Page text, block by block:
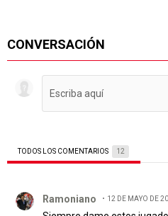
CONVERSACIÓN
TODOS LOS COMENTARIOS 12
Ramoniano 12 DE MAYO DE